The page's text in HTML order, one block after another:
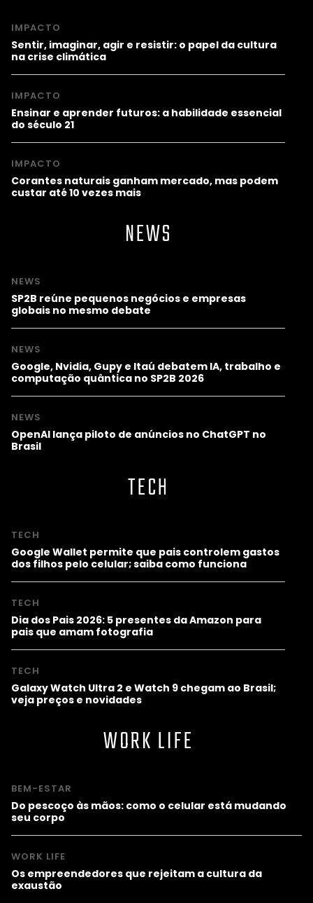
IMPACTO
Sentir, imaginar, agir e resistir: o papel da cultura
na crise climática
IMPACTO
Ensinar e aprender futuros: a habilidade essencial
do século 21
IMPACTO
Corantes naturais ganham mercado, mas podem
custar até 10 vezes mais
NEWS
NEWS
SP2B reúne pequenos negócios e empresas
globais no mesmo debate
NEWS
Google, Nvidia, Gupy e Itaú debatem IA, trabalho e
computação quântica no SP2B 2026
NEWS
OpenAI lança piloto de anúncios no ChatGPT no
Brasil
TECH
TECH
Google Wallet permite que pais controlem gastos
dos filhos pelo celular; saiba como funciona
TECH
Dia dos Pais 2026: 5 presentes da Amazon para
pais que amam fotografia
TECH
Galaxy Watch Ultra 2 e Watch 9 chegam ao Brasil;
veja preços e novidades
WORK LIFE
BEM-ESTAR
Do pescoço às mãos: como o celular está mudando
seu corpo
WORK LIFE
Os empreendedores que rejeitam a cultura da
exaustão